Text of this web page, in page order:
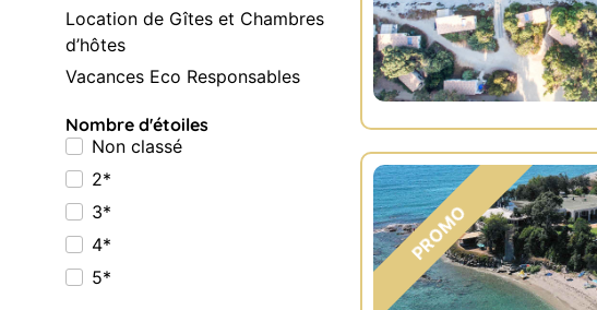
Location de Gîtes et Chambres
d’hôtes
Vacances Eco Responsables
Nombre d'étoiles
Non classé
2*
3*
4*
5*